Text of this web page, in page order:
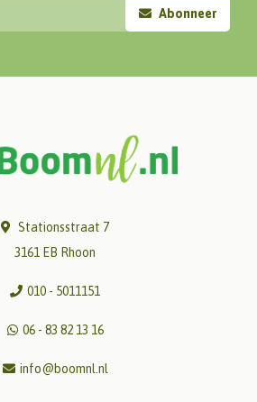
Abonneer
Stationsstraat 7
3161 EB Rhoon
010 - 5011151
06 - 83 82 13 16
info@boomnl.nl